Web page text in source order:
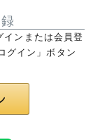
ンまたは会員登
グイン」ボタン